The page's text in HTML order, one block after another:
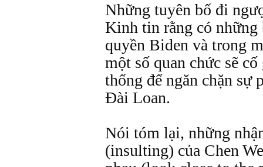
Những tuyên bố đi
Kinh tin rằng có những
quyền Biden và trong
một số quan chức sẽ
thống để ngăn chặn
Đài Loan.
Nói tóm lại, những
(insulting) của Chen